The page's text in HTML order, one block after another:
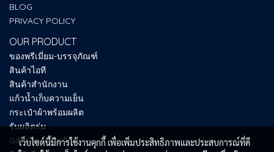
BLOG
PRIVACY POLICY
OUR PRODUCT
ของพรีเมี่ยม-บรรจุภัณฑ์
สินค้าไอที
สินค้าสำนักงาน
แก้วน้ำเก็บความเย็น
กระเป๋าผ้าพร้อมผลิต
รับผลิตร่ม
Gift Set ของขวัญ
เว็บไซต์นี้มีการใช้งานคุกกี้ เพื่อเพิ่มประสิทธิภาพและประสบการณ์ที่ดี